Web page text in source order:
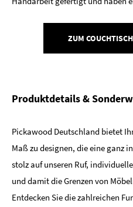
ZUM
Produktdetails &
Pickawood Deutschland bietet
Maß zu designen, die eine ganz
stolz auf unseren Ruf,
und damit die Grenzen von
Entdecken Sie die zahlreichen